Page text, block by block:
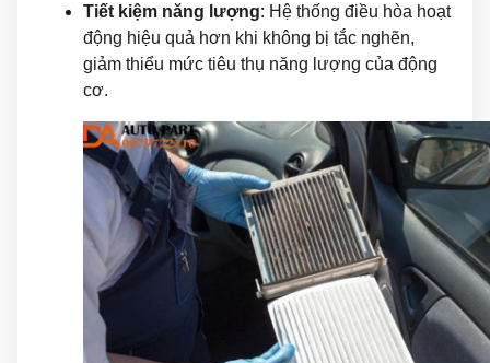
Tiết kiệm năng lượng: Hệ thống điều hòa hoạt
động hiệu quả hơn khi không bị tắc nghẽn,
giảm thiểu mức tiêu thụ năng lượng của động
cơ.